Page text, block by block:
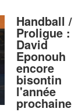
Handball /
Proligue :
David
Eponouh
encore
bisontin
l'année
prochaine